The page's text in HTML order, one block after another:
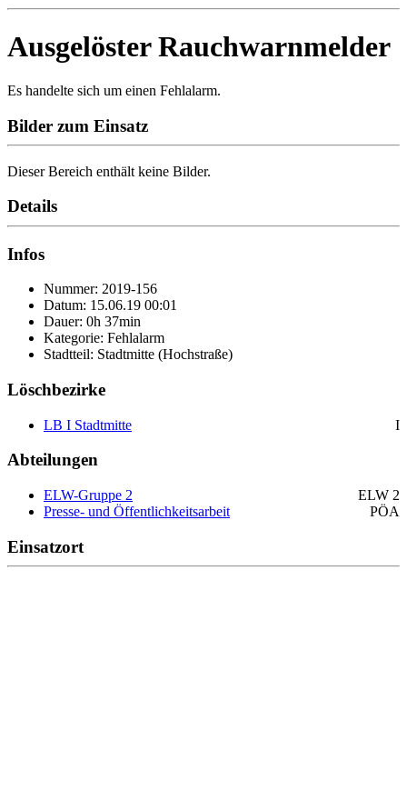
Ausgelöster Rauchwarnmelder
Es handelte sich um einen Fehlalarm.
Bilder zum Einsatz
Dieser Bereich enthält keine Bilder.
Details
Infos
Nummer: 2019-156
Datum: 15.06.19 00:01
Dauer: 0h 37min
Kategorie: Fehlalarm
Stadtteil: Stadtmitte (Hochstraße)
Löschbezirke
LB I Stadtmitte I
Abteilungen
ELW-Gruppe 2
ELW 2
Presse- und Öffentlichkeitsarbeit
PÖA
Einsatzort